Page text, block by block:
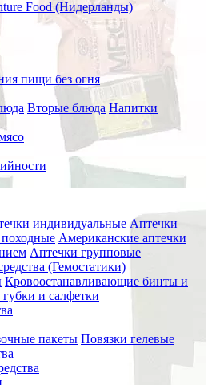
Food (Нидерланды)
пищи без огня
Вторые блюда Напитки
индивидуальные Аптечки
Американские аптечки
Аптечки групповые
(Гемостатики)
Кровоостанавливающие бинты и
губки и салфетки
пакеты Повязки гелевые